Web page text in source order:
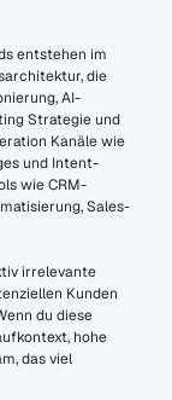
entstehen im
die
AI-
Strategie und
Kanäle wie
und Intent-
wie CRM-
Sales-
irrelevante
Kunden
du diese
hohe
das viel